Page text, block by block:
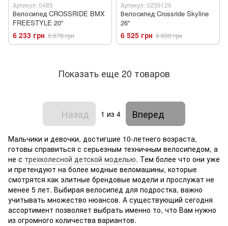
Артикул: 0485
Велосипед CROSSRIDE BMX
FREESTYLE 20"
6 233 грн 6 678 грн
Артикул: 0239126
Велосипед Crossride Skyline
26"
6 525 грн 6 600 грн
Показать еще 20 товаров
Назад 1 из 4 Вперед
Мальчики и девочки, достигшие 10-летнего возраста,
готовы справиться с серьезным техничным велосипедом, а
не с трехколесной детской моделью. Тем более что они уже
и претендуют на более модные веломашины, которые
смотрятся как элитные брендовые модели и прослужат не
менее 5 лет. Выбирая велосипед для подростка, важно
учитывать множество нюансов. А существующий сегодня
ассортимент позволяет выбрать именно то, что Вам нужно
из огромного количества вариантов.